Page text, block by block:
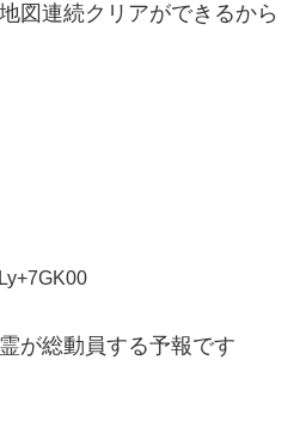
図連続クリアができるから
が総動員する予報です